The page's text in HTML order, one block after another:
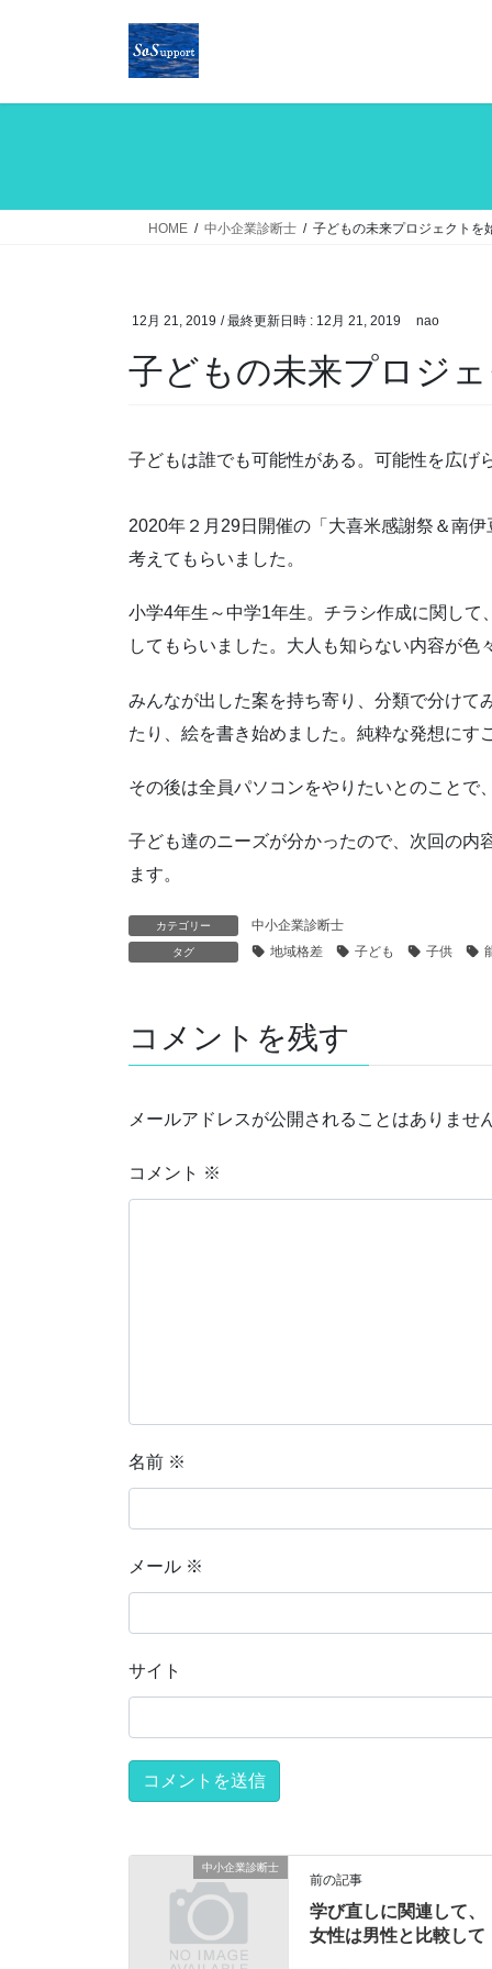
HOME 中小企業診断士 子どもの未来プロジェクトを
12月 21, 2019 / 最終更新日時 : 12月 21, 2019 nao
子どもの未来プロジ
子どもは誰でも可能性がある。可能性を広げ
2020年２月29日開催の「大喜米感謝祭＆南
考えてもらいました。
小学4年生～中学1年生。チラシ作成に関し
してもらいました。大人も知らない内容が色
みんなが出した案を持ち寄り、分類で分けて
たり、絵を書き始めました。純粋な発想にす
その後は全員パソコンをやりたいとのことで
子ども達のニーズが分かったので、次回の内
ます。
カテゴリー 中小企業診断士
タグ 地域格差 子ども 子供
コメントを残す
メールアドレスが公開されることはありません
コメント ※
名前 ※
メール ※
サイト
中小企業診断士
前の記事
学び直しに関連して、
女性は男性と比較して